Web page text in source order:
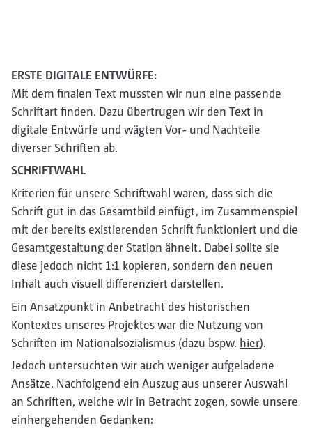
ERSTE DIGITALE ENTWÜRFE:
Mit dem finalen Text mussten wir nun eine passende
Schriftart finden. Dazu übertrugen wir den Text in
digitale Entwürfe und wägten Vor- und Nachteile
diverser Schriften ab.
SCHRIFTWAHL
Kriterien für unsere Schriftwahl waren, dass sich die
Schrift gut in das Gesamtbild einfügt, im Zusammenspiel
mit der bereits existierenden Schrift funktioniert und die
Gesamtgestaltung der Station ähnelt. Dabei sollte sie
diese jedoch nicht 1:1 kopieren, sondern den neuen
Inhalt auch visuell differenziert darstellen.
Ein Ansatzpunkt in Anbetracht des historischen
Kontextes unseres Projektes war die Nutzung von
Schriften im Nationalsozialismus (dazu bspw. hier).
Jedoch untersuchten wir auch weniger aufgeladene
Ansätze. Nachfolgend ein Auszug aus unserer Auswahl
an Schriften, welche wir in Betracht zogen, sowie unsere
einhergehenden Gedanken: